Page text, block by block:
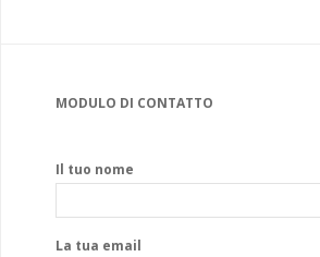
MODULO DI CONTATTO
Il tuo nome
La tua email